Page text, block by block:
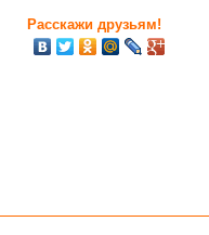
Расскажи друзьям!